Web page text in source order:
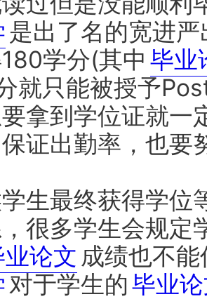
是出了名的宽进
学分(其中 毕业
就只能被授予
拿到学位证就一
证出勤率，也要
生最终获得学位
很多学生会规定
论文 成绩也不
对于学生的 毕业